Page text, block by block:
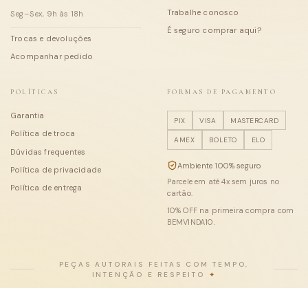
Seg–Sex, 9h às 18h
Trocas e devoluções
Acompanhar pedido
Trabalhe conosco
É seguro comprar aqui?
POLÍTICAS
Garantia
Política de troca
Dúvidas frequentes
Política de privacidade
Política de entrega
FORMAS DE PAGAMENTO
PIX VISA MASTERCARD
AMEX BOLETO ELO
Ambiente 100% seguro
Parcele em até4x sem juros no
cartão.
10% OFF na primeira compra com
BEMVINDA10
PEÇAS AUTORAIS FEITAS COM TEMPO,
INTENÇÃO E RESPEITO
✦